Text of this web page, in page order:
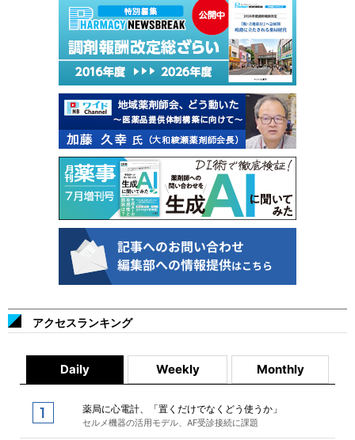
アクセスランキング
Daily Weekly Monthly
薬局に心電計、「置くだけでなくどう使うか」
セルメ機器の活用モデル、AF受診接続に課題